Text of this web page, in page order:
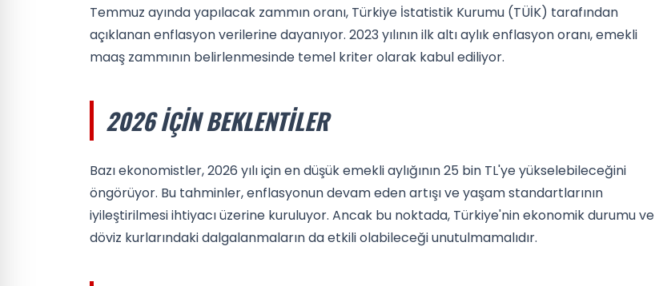
Temmuz ayında yapılacak zammın oranı, Türkiye İstatistik Kurumu (TÜİK) tarafından
açıklanan enflasyon verilerine dayanıyor. 2023 yılının ilk altı aylık enflasyon oranı, emekli
maaş zammının belirlenmesinde temel kriter olarak kabul ediliyor.
2026 İÇIN BEKLENTILER
Bazı ekonomistler, 2026 yılı için en düşük emekli aylığının 25 bin TL'ye yükselebileceğini
öngörüyor. Bu tahminler, enflasyonun devam eden artışı ve yaşam standartlarının
iyileştirilmesi ihtiyacı üzerine kuruluyor. Ancak bu noktada, Türkiye'nin ekonomik durumu ve
döviz kurlarındaki dalgalanmaların da etkili olabileceği unutulmamalıdır.